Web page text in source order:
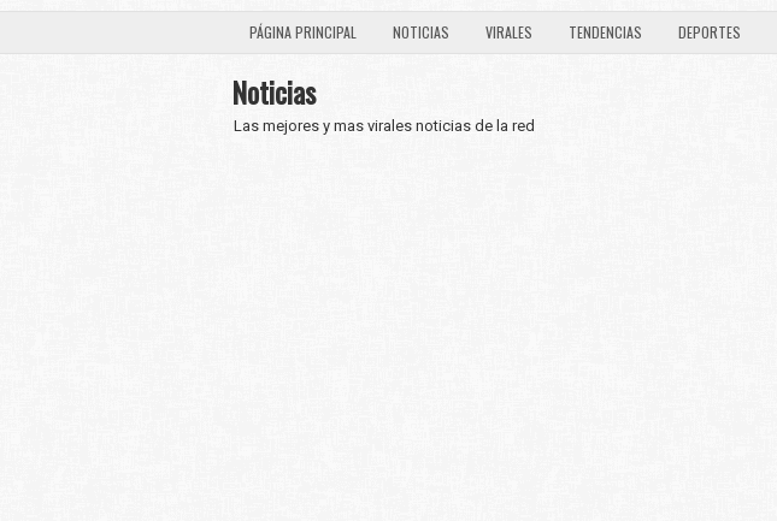
PÁGINA PRINCIPAL NOTICIAS VIRALES TENDENCIAS DEPORTES
Noticias
Las mejores y mas virales noticias de la red